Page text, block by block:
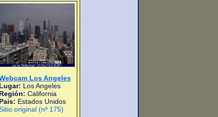
Los Angeles
Lugar: Los Angeles
Región: California
Pais: Estados Unidos
original (nº 175)